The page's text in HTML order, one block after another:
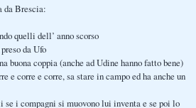
da Brescia:
quelli dell’ anno scorso
da Ufo
buona coppia (anche ad Udine hanno fatto bene)
e corre e corre, sa stare in campo ed ha anche un
i compagni si muovono lui inventa e se poi lo